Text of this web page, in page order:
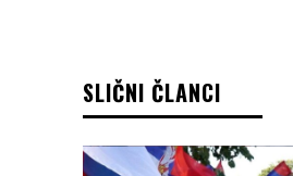
SLIČNI ČLANCI